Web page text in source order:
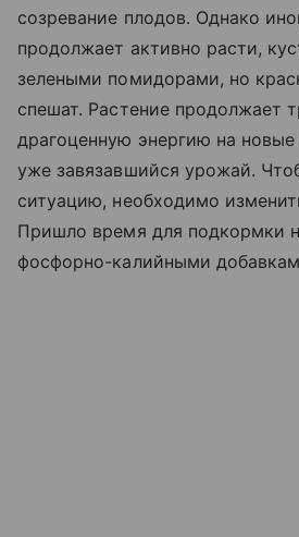
созревание плодов. Однако
продолжает активно расти,
зелеными помидорами, но
спешат. Растение продолжает
драгоценную энергию на новые
уже завязавшийся урожай.
ситуацию, необходимо
Пришло время для подкормки
фосфорно-калийными